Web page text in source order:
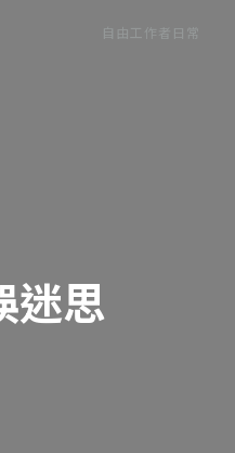
自由工作者日常
迷思